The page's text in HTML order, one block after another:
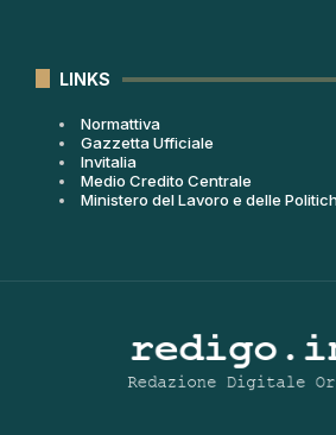
LINKS
Normattiva
Gazzetta Ufficiale
Invitalia
Medio Credito Centrale
Ministero del Lavoro e delle